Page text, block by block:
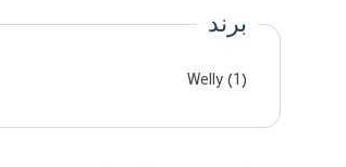
برند
Welly (1)